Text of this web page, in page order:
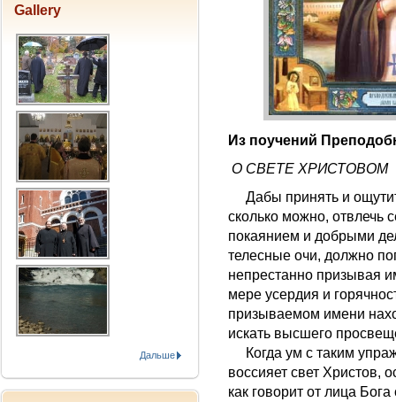
Из поучений
О СВЕТЕ ХРИСТОВОМ
Дабы принять и
сколько можно, отвлечь
покаянием и добрыми
телесные очи, должно
непрестанно призывая
мере усердия и
призываемом имени
искать высшего
Когда ум с таким
воссияет свет
как говорит от лица
Gallery
Дальше